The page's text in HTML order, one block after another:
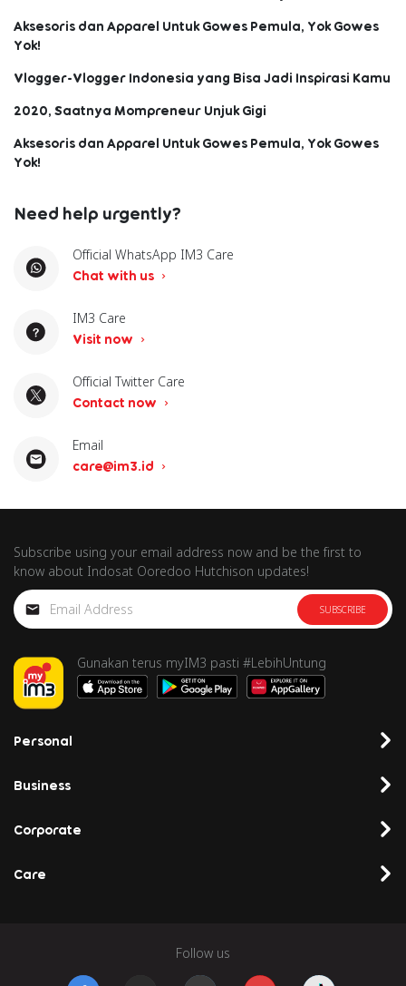
Aksesoris dan Apparel Untuk Gowes Pemula, Yok Gowes
Yok!
Vlogger-Vlogger Indonesia yang Bisa Jadi Inspirasi Kamu
2020, Saatnya Mompreneur Unjuk Gigi
Aksesoris dan Apparel Untuk Gowes Pemula, Yok Gowes
Yok!
Need help urgently?
Official WhatsApp IM3 Care
Chat with us
IM3 Care
Visit now
Official Twitter Care
Contact now
Email
care@im3.id
Subscribe using your email address now and be the first to
know about Indosat Ooredoo Hutchison updates!
SUBSCRIBE
Gunakan terus myIM3 pasti #LebihUntung
Personal
Business
Corporate
Care
Follow us